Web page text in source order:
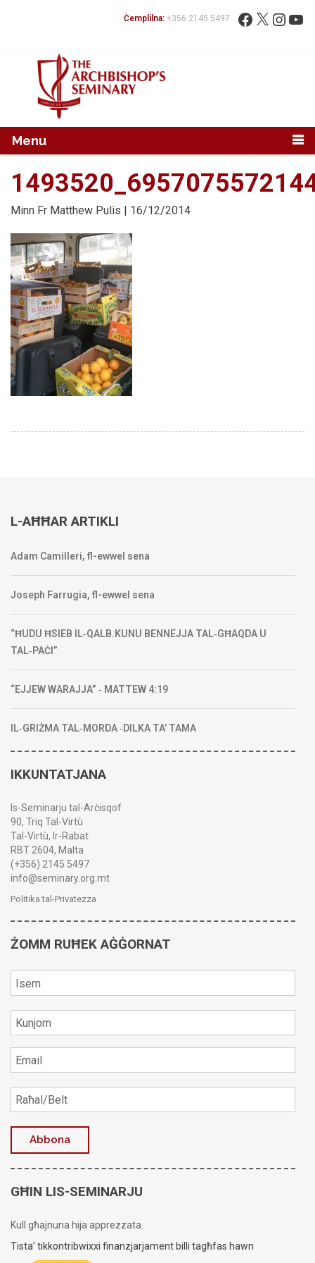
Fittex: Facebook
X
Ċemplilna: +356 2145 5497
Menu
Minn Fr Matthew Pulis | 16/12/2014
L-AĦĦAR ARTIKLI
Adam Camilleri, fl-ewwel sena
Joseph Farrugia, fl-ewwel sena
“ĦUDU ĦSIEB IL‑QALB.KUNU BENNEJJA TAL‑GĦAQDA U
TAL‑PAĊI”
“EJJEW WARAJJA” ‑ MATTEW 4:19
IL‑GRIŻMA TAL‑MORDA ‑DILKA TA’ TAMA
IKKUNTATJANA
Is-Seminarju tal-Arċisqof
90, Triq Tal-Virtù
Tal-Virtù, Ir-Rabat
RBT 2604, Malta
(+356) 2145 5497
info@seminary.org.mt
Politika tal-Privatezza
ŻOMM RUĦEK AĠĠORNAT
GĦIN LIS-SEMINARJU
Kull għajnuna hija apprezzata.
Tista’ tikkontribwixxi finanzjarjament billi tagħfas hawn